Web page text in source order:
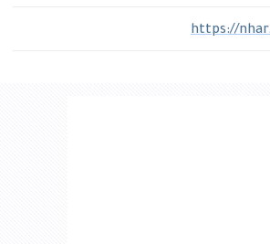
https://